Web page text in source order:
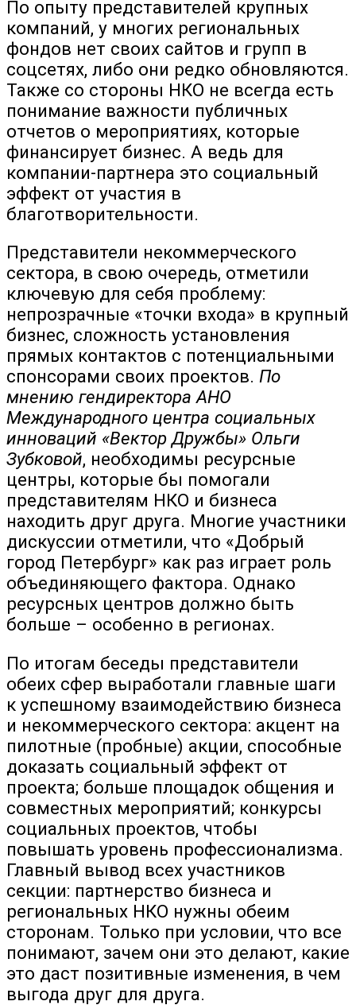
По опыту представителей крупных
компаний, у многих региональных
фондов нет своих сайтов и групп в
соцсетях, либо они редко обновляются.
Также со стороны НКО не всегда есть
понимание важности публичных
отчетов о мероприятиях, которые
финансирует бизнес. А ведь для
компании-партнера это социальный
эффект от участия в
благотворительности.
Представители некоммерческого
сектора, в свою очередь, отметили
ключевую для себя проблему:
непрозрачные «точки входа» в крупный
бизнес, сложность установления
прямых контактов с потенциальными
спонсорами своих проектов. По
мнению гендиректора АНО
Международного центра социальных
инноваций «Вектор Дружбы» Ольги
Зубковой, необходимы ресурсные
центры, которые бы помогали
представителям НКО и бизнеса
находить друг друга. Многие участники
дискуссии отметили, что «Добрый
город Петербург» как раз играет роль
объединяющего фактора. Однако
ресурсных центров должно быть
больше – особенно в регионах.
По итогам беседы представители
обеих сфер выработали главные шаги
к успешному взаимодействию бизнеса
и некоммерческого сектора: акцент на
пилотные (пробные) акции, способные
доказать социальный эффект от
проекта; больше площадок общения и
совместных мероприятий; конкурсы
социальных проектов, чтобы
повышать уровень профессионализма.
Главный вывод всех участников
секции: партнерство бизнеса и
региональных НКО нужны обеим
сторонам. Только при условии, что все
понимают, зачем они это делают, какие
это даст позитивные изменения, в чем
выгода друг для друга.